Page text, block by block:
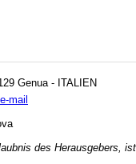
Genua - ITALIEN
e-mail
des Herausgebers,